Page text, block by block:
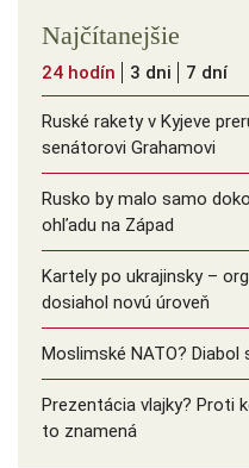
Najčítanejšie
24 hodín 3 dni 7 dní
Ruské rakety v Kyjeve
senátorovi Grahamovi
Rusko by malo samo
ohľadu na Západ
Kartely po ukrajinsky –
dosiahol novú úroveň
Moslimské NATO? Diabol
Prezentácia vlajky? Proti
to znamená